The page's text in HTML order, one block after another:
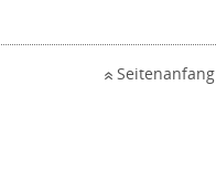
Seitenanfang